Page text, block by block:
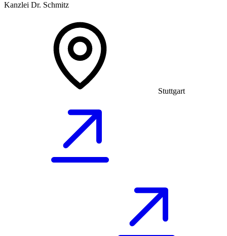
Kanzlei Dr. Schmitz
Stuttgart